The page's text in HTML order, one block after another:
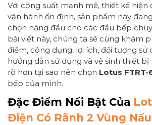
Với công suất mạnh mẽ, thiết kế hiện
vận hành ổn định, sản phẩm này
chọn hàng đầu cho các đầu bếp
bài viết này, chúng ta sẽ cùng khám
điểm, công dụng, lợi ích, đối tượng sử
hướng dẫn sử dụng và vệ sinh thiết bị
rõ hơn tại sao nên chọn Lotus FTRT-
bếp của mình.
Đặc Điểm Nổi Bật Của
Điện Có Rãnh 2 Vùng